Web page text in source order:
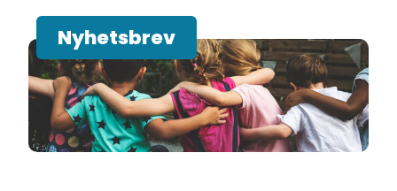
Nyhetsbrev